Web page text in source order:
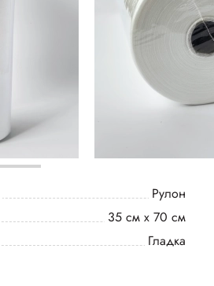
Рулон
35 см х 70 см
Гладка